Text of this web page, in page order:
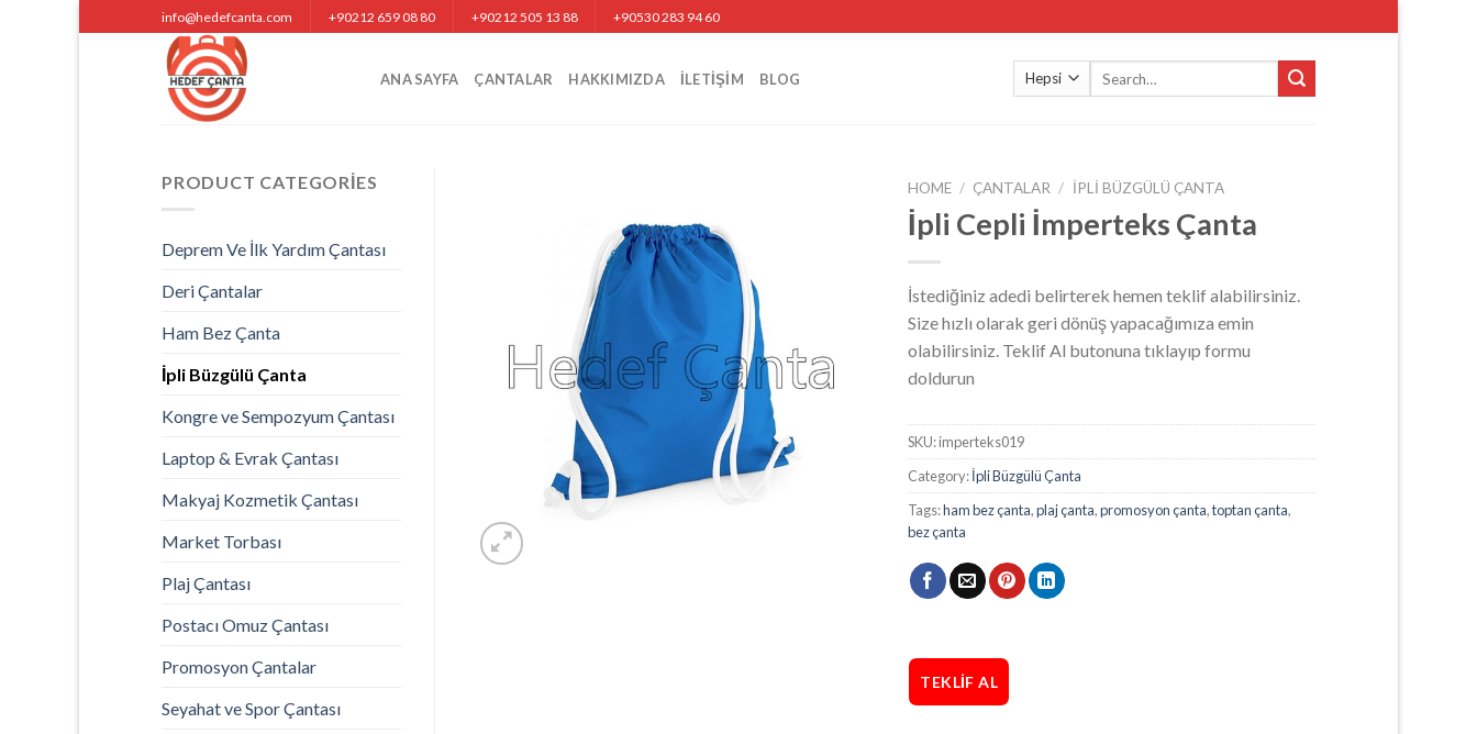
info@hedefcanta.com +90212 659 08 80 +90212 505 13 88 +90530 283 94 60
ANA SAYFA ÇANTALAR HAKKIMIZDA İLETIŞIM BLOG
Search
PRODUCT CATEGORIES
Deprem Ve İlk Yardım Çantası
Deri Çantalar
Ham Bez Çanta
İpli Büzgülü Çanta
Kongre ve Sempozyum Çantası
Laptop & Evrak Çantası
Makyaj Kozmetik Çantası
Market Torbası
Plaj Çantası
Postacı Omuz Çantası
Promosyon Çantalar
Seyahat ve Spor Çantası
HOME / ÇANTALAR / İPLI BÜZGÜLÜ ÇANTA
İpli Cepli İmperteks Çanta
İstediğiniz adedi belirterek hemen teklif alabilirsiniz.
Size hızlı olarak geri dönüş yapacağımıza emin
olabilirsiniz. Teklif Al butonuna tıklayıp formu
doldurun
SKU:imperteks019
Category:İpli Büzgülü Çanta
Tags:ham bez çanta,plaj çanta,promosyon çanta,toptan çanta,
bez çanta
TEKLIF AL